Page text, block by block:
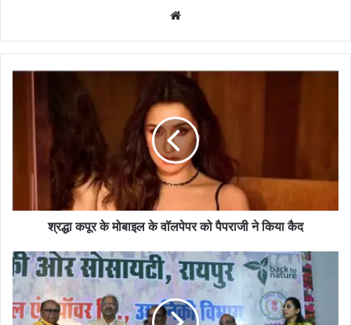
श्रद्धा कपूर के मोबाइल के वॉलपेपर को पैपराजी ने किया कैद